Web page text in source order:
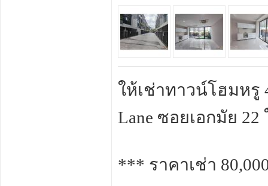
ให้เช่าทาวน์โฮมหรู
Lane ซอยเอกมัย 22
*** ราคาเช่า